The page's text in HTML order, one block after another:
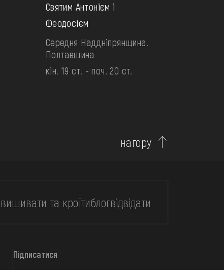
Святим Антонієм і
Феодосієм
Середня Наддніпрянщина.
Полтавщина
кін. 19 ст. - поч. 20 ст.
нагору
вишивати та кроїтиблогвідвідати
Підписатися